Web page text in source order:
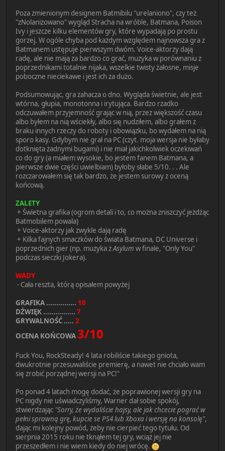
Poza zmienionym designem Batmibilu "urelaniono", czy też
"zNolanizowano" wygląd Stracha na wróble, Batmana, Poison
Ivy i jeszcze kilku elementów gry, które wypadają po prostu
gorzej. W ogóle chyba pod każdym względem najnowsza gra z
Batmanem ustępuje pierwszym dwóm. Voice-aktorzy dają
radę, ale nie mają za bardzo co grać, muzyka w porównaniu z
poprzednikami totalnie nijaka, wszelkie twisty żałosne, misje
poboczne nieciekawe i jest ich za dużo.
Podsumowując, gra zahacza o dno. Wygląda świetnie, ale jest
wtórna, głupia, monotonna i irytująca. Bardzo rzadko
odczuwałem przyjemność grając w nią, przez większość czasu
albo byłem na nią wściekły, albo się nudziłem, albo grałem z
braku innych rzeczy do roboty i obowiązku, bo wydałem na nią
sporo kasy. Gdybym nie grał na PC (czyt. moja wersja nie byłaby
dotknięta żadnymi bugami) i nie miał jakichkolwiek oczekiwań
co do gry (a miałem wysokie, bo jestem fanem Batmana, a
pierwsze dwie części uwielbiam) byłoby słabe 5/10. . . Ale
rozczarowałem się tak bardzo, że jestem surowy z oceną
końcową.
ZALETY
+ Świetna grafika (ogrom detali i to, co można zniszczyć jeżdżąc
Batmobilem powala)
+ Voice-aktorzy jak zwykle dają radę
+ Kilka fajnych smaczków do świata Batmana, DC Universe i
poprzednich gier (np. muzyka zAsylum w finale, "Only You"
podczas sieczki Jokera).
WADY
- Cała reszta, którą opisałem powyżej
GRAFIKA ............... 10
DŹWIĘK ................ 7
GRYWALNOŚĆ ..... 2
OCENA KOŃCOWA 3/10
Fuck You, RockSteady! 4 lata robiliście takiego gniota,
dwukrotnie przesuwaliście premierę, a nawet nie chciało wam
się zrobić porządnej wersji na PC!"
Po ponad 4 latach mogę dodać, że poprawionej wersji gry na
PC nigdy nie uświadczyliśmy, Warner dał sobie spokój,
stwierdzając "Sorry, że wydaliście hajsy, ale jak chcecie pograć w
pełni sprawną grę, kupcie se PS4 lub Xboxa i wersję na konsolę",
dając mi kolejny powód, żeby nie cierpieć tego tytułu. Od
sierpnia 2015 roku nie tknąłem tej gry, wciąż jej nie
przeszedłem i nie wiem kiedy do niej wrócę.